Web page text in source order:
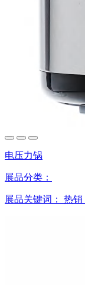
电压力锅
展品分类：
展品关键词： 热销